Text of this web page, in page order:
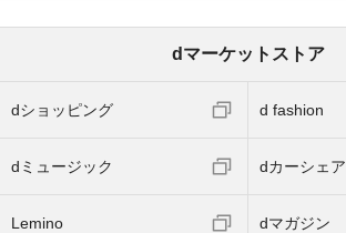
dマーケットストア
dショッピング d fashion
dミュージック dカーシェア
Lemino dマガジン